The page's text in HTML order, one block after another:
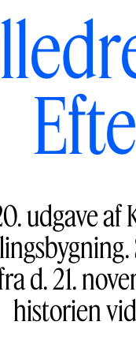
udgave
d. 21.
historien